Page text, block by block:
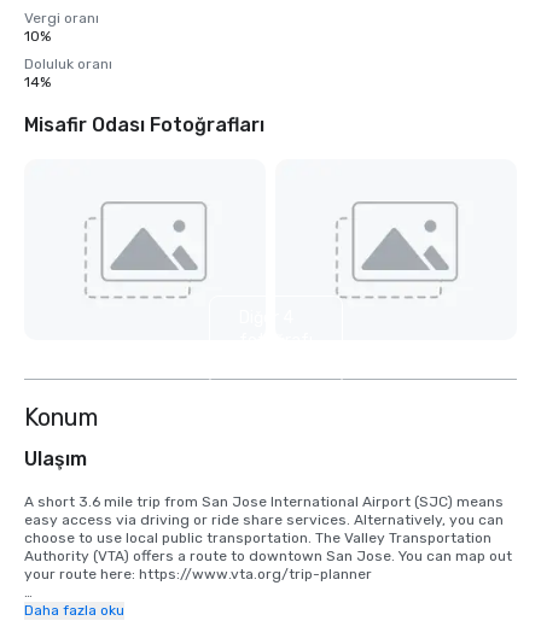
Vergi oranı
10%
Doluluk oranı
14%
Misafir Odası Fotoğrafları
Konum
Ulaşım
A short 3.6 mile trip from San Jose International Airport (SJC) means
easy access via driving or ride share services. Alternatively, you can
choose to use local public transportation. The Valley Transportation
Authority (VTA) offers a route to downtown San Jose. You can map out
your route here: https://www.vta.org/trip-planner
If you are coming in from San Francisco International Airport (SFO), the
Daha fazla oku